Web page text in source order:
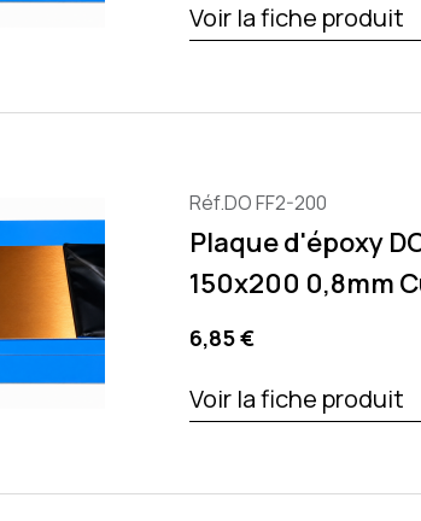
Voir la fiche produit
Réf.DO FF2-200
Plaque d'époxy
150x200 0,8mm
Precio
6,85 €
Voir la fiche produit